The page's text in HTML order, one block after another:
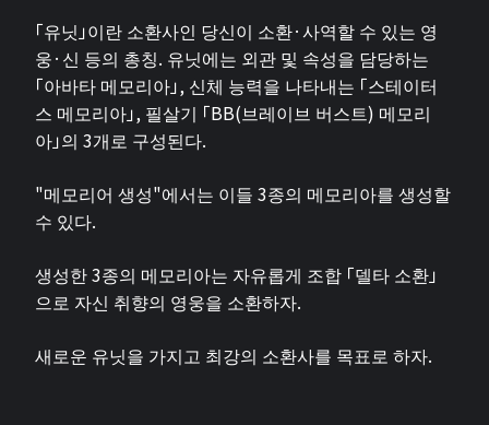
「유닛」이란 소환사인 당신이 소환·사역할 수 있는 영
웅·신 등의 총칭. 유닛에는 외관 및 속성을 담당하는
「아바타 메모리아」, 신체 능력을 나타내는 「스테이터
스 메모리아」, 필살기 「BB(브레이브 버스트) 메모리
아」의 3개로 구성된다.
"메모리어 생성"에서는 이들 3종의 메모리아를 생성할
수 있다.
생성한 3종의 메모리아는 자유롭게 조합 「델타 소환」
으로 자신 취향의 영웅을 소환하자.
새로운 유닛을 가지고 최강의 소환사를 목표로 하자.